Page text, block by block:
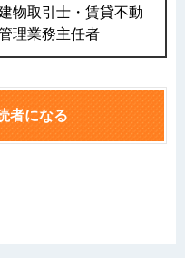
物取引士・賃貸不動
理業務主任者
者になる